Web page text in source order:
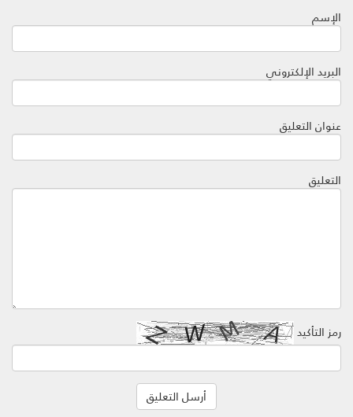
الإسم
البريد الإلكتروني
عنوان التعليق
التعليق
رمز التأكيد